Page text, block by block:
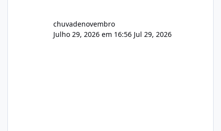
chuvadenovembro
Julho 29, 2026 em 16:56 Jul 29, 2026